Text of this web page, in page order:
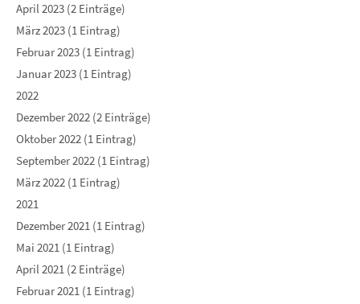
April 2023 (2 Einträge)
März 2023 (1 Eintrag)
Februar 2023 (1 Eintrag)
Januar 2023 (1 Eintrag)
2022
Dezember 2022 (2 Einträge)
Oktober 2022 (1 Eintrag)
September 2022 (1 Eintrag)
März 2022 (1 Eintrag)
2021
Dezember 2021 (1 Eintrag)
Mai 2021 (1 Eintrag)
April 2021 (2 Einträge)
Februar 2021 (1 Eintrag)